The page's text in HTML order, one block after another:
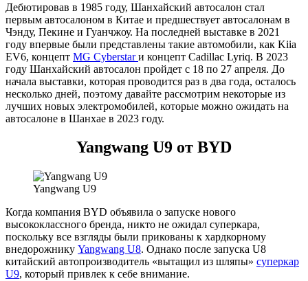
Дебютировав в 1985 году, Шанхайский автосалон стал
первым автосалоном в Китае и предшествует автосалонам в
Чэнду, Пекине и Гуанчжоу. На последней выставке в 2021
году впервые были представлены такие автомобили, как Kiia
EV6, концепт MG Cyberstarи концепт Cadillac Lyriq. В 2023
году Шанхайский автосалон пройдет с 18 по 27 апреля. До
начала выставки, которая проводится раз в два года, осталось
несколько дней, поэтому давайте рассмотрим некоторые из
лучших новых электромобилей, которые можно ожидать на
автосалоне в Шанхае в 2023 году.
Yangwang U9 от BYD
Yangwang U9
Когда компания BYD объявила о запуске нового
высококлассного бренда, никто не ожидал суперкара,
поскольку все взгляды были прикованы к хардкорному
внедорожнику Yangwang U8. Однако после запуска U8
китайский автопроизводитель «вытащил из шляпы» суперкар
U9, который привлек к себе внимание.